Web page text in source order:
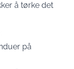
å tørke det
på